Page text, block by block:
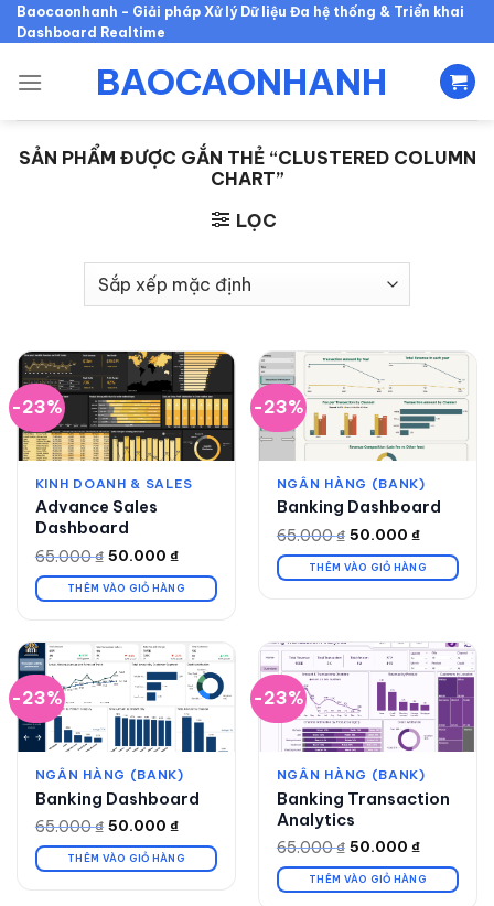
Skip
to
Baocaonhanh - Giải pháp Xử lý Dữ liệu Đa hệ thống & Triển khai
Dashboard Realtime
BAOCAONHANH
SẢN PHẨM ĐƯỢC GẮN THẺ “CLUSTERED COLUMN
CHART”
LỌC
-23%
KINH DOANH & SALES
Advance Sales
Dashboard
65.000₫
Giá
gốc
là:
65.000 ₫.
50.000 ₫
Giá
hiện
tại
là:
THÊM VÀO GIỎ HÀNG
-23%
NGÂN HÀNG (BANK)
Banking Dashboard
65.000₫
Giá
gốc
là:
65.000 ₫.
50.000 ₫
Giá
hiện
tại
là:
THÊM VÀO GIỎ HÀNG
-23%
NGÂN HÀNG (BANK)
Banking Dashboard
65.000₫
Giá
gốc
là:
65.000 ₫.
50.000 ₫
Giá
hiện
tại
là:
THÊM VÀO GIỎ HÀNG
-23%
NGÂN HÀNG (BANK)
Banking Transaction
Analytics
65.000₫
Giá
gốc
là:
65.000 ₫.
50.000 ₫
Giá
hiện
tại
là:
THÊM VÀO GIỎ HÀNG